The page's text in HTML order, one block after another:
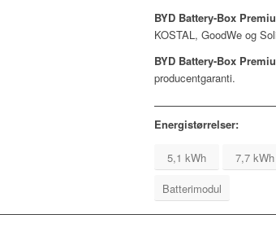
BYD Battery-Box
KOSTAL, GoodWe og
BYD Battery-Box
producentgaranti.
Energistørrelser:
5,1 kWh 7,7 kWh
Batterimodul